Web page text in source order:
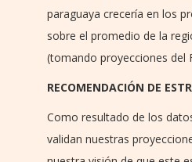
paraguaya crecería en los
sobre el promedio de la
(tomando proyecciones del
RECOMENDACIÓN DE
Como resultado de los
validan nuestras